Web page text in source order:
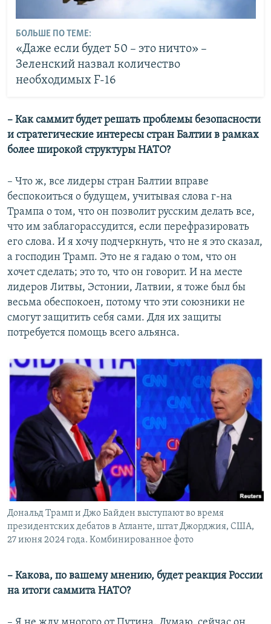
БОЛЬШЕ ПО ТЕМЕ:
«Даже если будет 50 – это ничто» –
Зеленский назвал количество
необходимых F-16
– Как саммит будет решать проблемы безопасности
и стратегические интересы стран Балтии в рамках
более широкой структуры НАТО?
– Что ж, все лидеры стран Балтии вправе
беспокоиться о будущем, учитывая слова г-на
Трампа о том, что он позволит русским делать все,
что им заблагорассудится, если перефразировать
его слова. И я хочу подчеркнуть, что не я это сказал,
а господин Трамп. Это не я гадаю о том, что он
хочет сделать; это то, что он говорит. И на месте
лидеров Литвы, Эстонии, Латвии, я тоже был бы
весьма обеспокоен, потому что эти союзники не
смогут защитить себя сами. Для их защиты
потребуется помощь всего альянса.
Дональд Трамп и Джо Байден выступают во время
президентских дебатов в Атланте, штат Джорджия, США,
27 июня 2024 года. Комбинированное фото
– Какова, по вашему мнению, будет реакция России
на итоги саммита НАТО?